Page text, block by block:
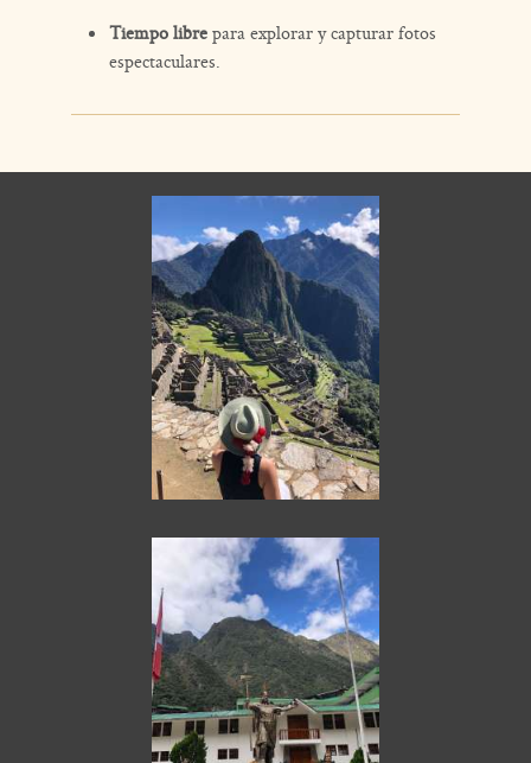
Tiempo librepara explorar y capturar fotos
espectaculares.